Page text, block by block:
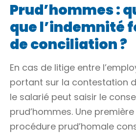
Prud’hommes :
que l’indemnité
de conciliation ?
En cas de litige entre
portant sur la contestation
le salarié peut saisir le
prud’hommes. Une
procédure prud’homale